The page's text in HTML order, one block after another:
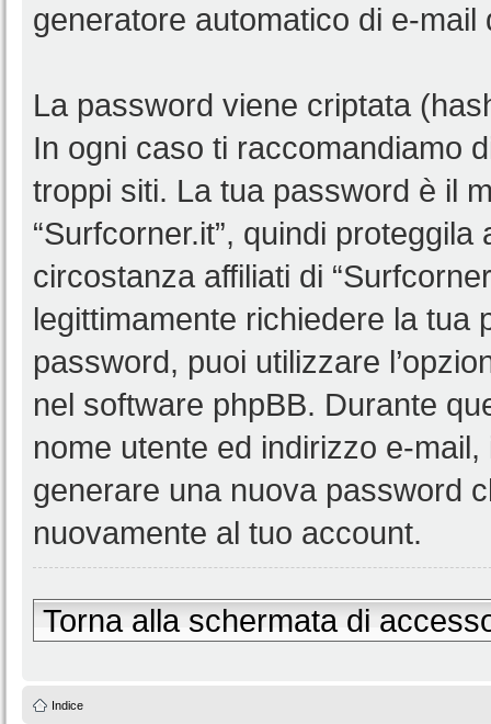
generatore automatico di e-mail
La password viene criptata
In ogni caso ti raccomandiamo
troppi siti. La tua password è il
“Surfcorner.it”, quindi
circostanza affiliati di
legittimamente richiedere la tua
password, puoi utilizzare
nel software phpBB. Durante
nome utente ed indirizzo e-
generare una nuova password
nuovamente al tuo account.
Torna alla schermata di
Indice